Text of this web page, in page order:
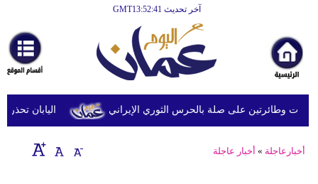
آخر تحديث GMT13:52:41
أخبارعاجلة
رياضة
ثقافة
إقتصاد
اليابان تحذر من على صلة بالحرس الثوري الإيراني
أخبارعاجلة » أخبار عاجلة